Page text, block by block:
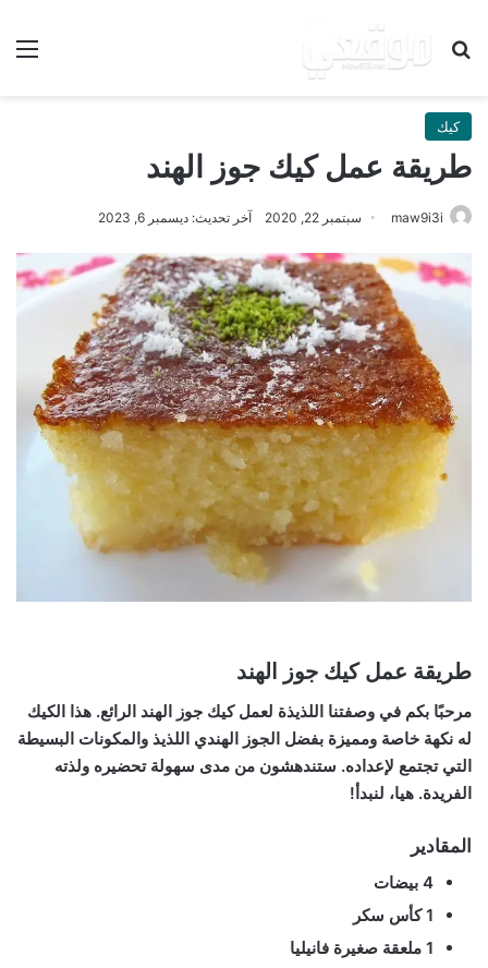
بحث عن
كيك
طريقة عمل كيك جوز الهند
maw9i3i سبتمبر 22, 2020 آخر تحديث: ديسمبر 6, 2023
طريقة عمل كيك جوز الهند
مرحبًا بكم في وصفتنا اللذيذة لعمل كيك جوز الهند الرائع. هذا الكيك
له نكهة خاصة ومميزة بفضل الجوز الهندي اللذيذ والمكونات البسيطة
التي تجتمع لإعداده. ستندهشون من مدى سهولة تحضيره ولذته
الفريدة. هيا، لنبدأ!
المقادير
4 بيضات
1 كأس سكر
1 ملعقة صغيرة فانيليا